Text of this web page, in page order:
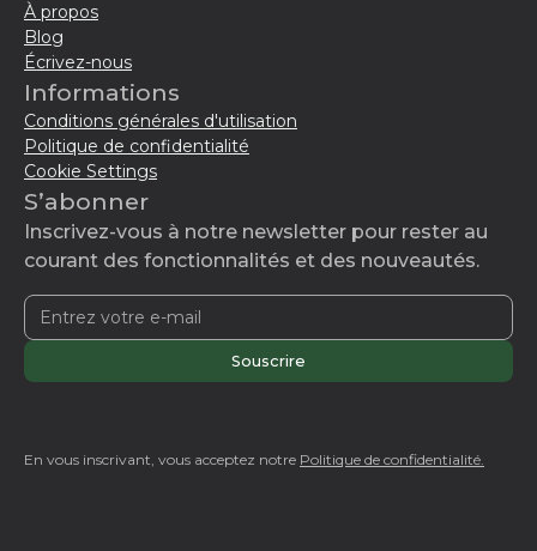
À propos
Blog
Écrivez-nous
Informations
Conditions générales d'utilisation
Politique de confidentialité
Cookie Settings
S’abonner
Inscrivez-vous à notre newsletter pour rester au
courant des fonctionnalités et des nouveautés.
En vous inscrivant, vous acceptez notre Politique de confidentialité.